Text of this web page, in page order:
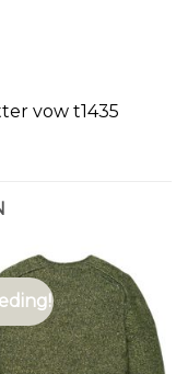
vow t1435